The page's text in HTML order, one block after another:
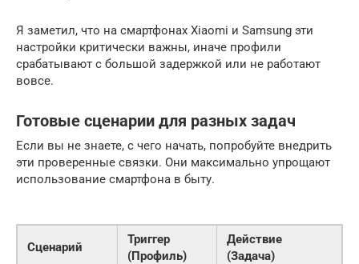
Я заметил, что на смартфонах Xiaomi и Samsung эти
настройки критически важны, иначе профили
срабатывают с большой задержкой или не работают
вовсе.
Готовые сценарии для разных задач
Если вы не знаете, с чего начать, попробуйте внедрить
эти проверенные связки. Они максимально упрощают
использование смартфона в быту.
Сценарий
Триггер
(Профиль)
Действие
(Задача)